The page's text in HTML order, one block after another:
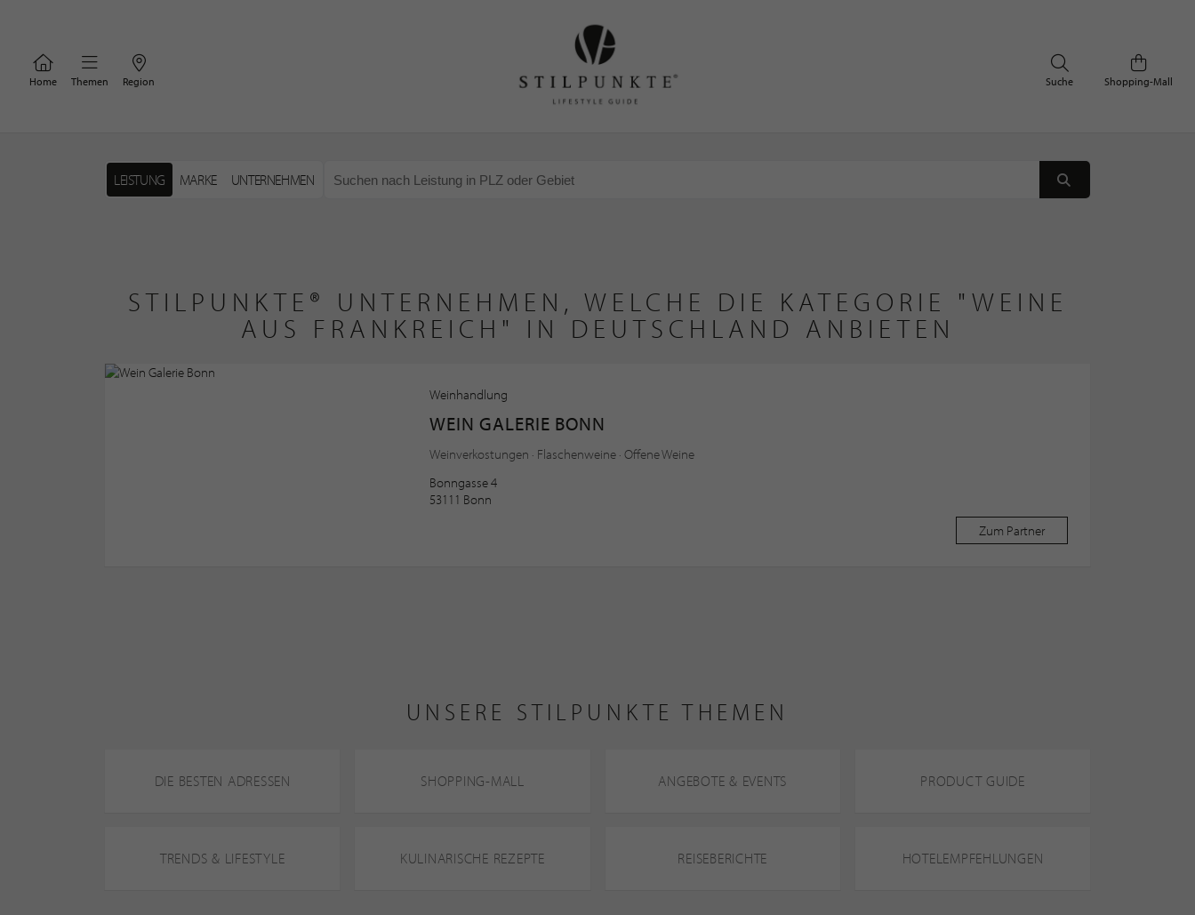
Home Themen Region Shopping-Mall
Suche
LEISTUNG MARKE UNTERNEHMEN
STILPUNKTE® UNTERNEHMEN, WELCHE DIE KATEGORIE "WEINE
AUS FRANKREICH" IN DEUTSCHLAND ANBIETEN
Weinhandlung
WEIN GALERIE BONN
Weinverkostungen · Flaschenweine · Offene Weine
Bonngasse 4
53111 Bonn
Zum Partner
UNSERE STILPUNKTE THEMEN
DIE BESTEN ADRESSEN SHOPPING-MALL ANGEBOTE & EVENTS PRODUCT GUIDE
TRENDS & LIFESTYLE KULINARISCHE REZEPTE REISEBERICHTE HOTELEMPFEHLUNGEN